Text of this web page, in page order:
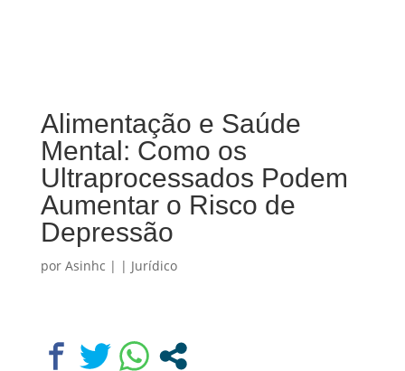
Alimentação e Saúde
Mental: Como os
Ultraprocessados Podem
Aumentar o Risco de
Depressão
por Asinhc | | Jurídico